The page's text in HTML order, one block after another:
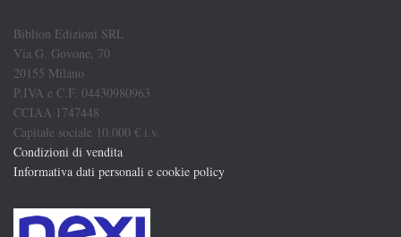
Biblion Edizioni SRL
Via G. Govone, 70
20155 Milano
P.IVA e C.F. 04430980963
CCIAA 1747448
Capitale sociale 10.000 € i.v.
Condizioni di vendita
Informativa dati personali e cookie policy